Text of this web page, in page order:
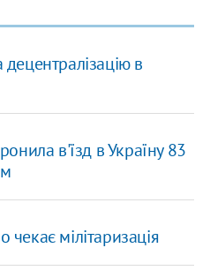
в
в'їзд в Україну 83
мілітаризація